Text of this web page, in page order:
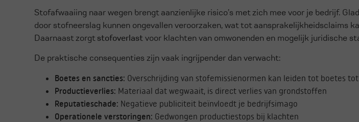
Stofafwaaiing naar wegen brengt aanzienlijke risico’s met zich mee voor je bedrijf.
door stofneerslag kunnen ongevallen veroorzaken, wat tot aansprakelijkheidsclaims
Daarnaast zorgtstofoverlastvoor klachten van omwonenden en mogelijk juridische
De praktische consequenties zijn vaak ingrijpender dan verwacht:
Boetes en sancties: Overschrijding van stofemissienormen kan leiden tot boetes tot
Productieverlies: Materiaal dat wegwaait, is direct verlies van grondstoffen
Reputatieschade: Negatieve publiciteit beïnvloedt je bedrijfsimago
Operationele verstoringen: Gedwongen productiestops bij klachten